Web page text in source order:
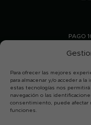
Para ofrecer las mejores
para almacenar y/o acceder a
estas tecnologías nos
navegación o las
consentimiento, puede afectar
funciones.
PAGO